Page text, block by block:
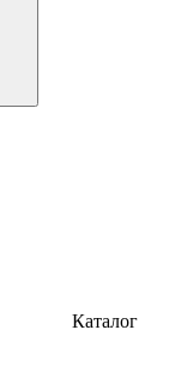
Каталог